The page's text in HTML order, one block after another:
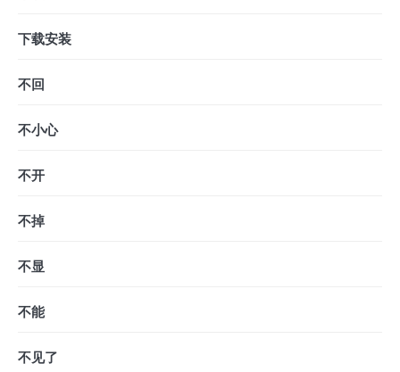
下载安装
不回
不小心
不开
不掉
不显
不能
不见了